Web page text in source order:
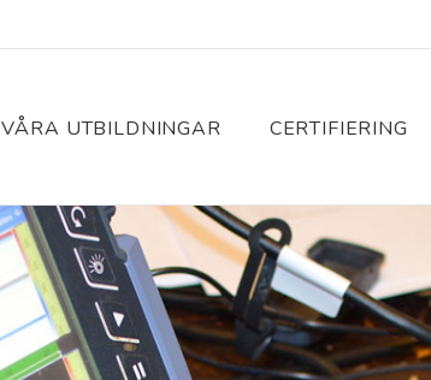
VÅRA UTBILDNINGAR CERTIFIERING